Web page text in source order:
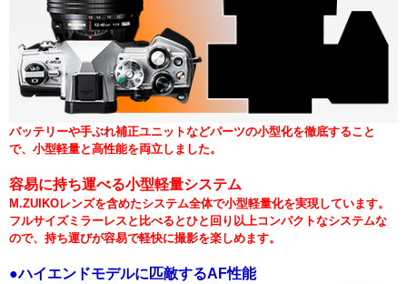
バッテリーや手ぶれ補正ユニットなどパーツの小型化を徹底すること
で、小型軽量と高性能を両立しました。
容易に持ち運べる小型軽量システム
M.ZUIKOレンズを含めたシステム全体で小型軽量化を実現しています。
フルサイズミラーレスと比べるとひと回り以上コンパクトなシステムな
ので、持ち運びが容易で軽快に撮影を楽しめます。
●ハイエンドモデルに匹敵するAF性能